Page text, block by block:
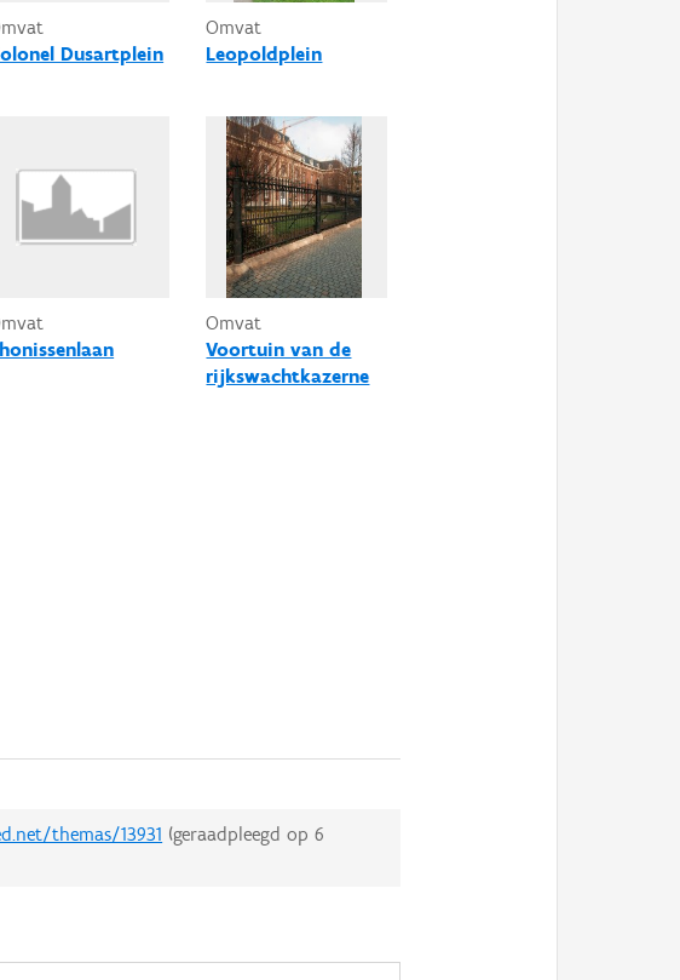
Dusartplein
Omvat
Leopoldplein
Omvat
Voortuin van de
rijkswachtkazerne
themas/13931 (geraadpleegd op6